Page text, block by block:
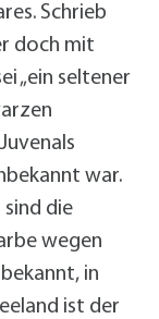
Schrieb
doch mit
„ein seltener
war.
sind die
wegen
in
ist der